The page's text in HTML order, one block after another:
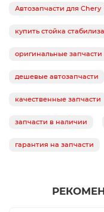
Автозапчасти для Chery
купить стойка
оригинальные запчасти
дешевые автозапчасти
качественные запчасти
запчасти в наличии
гарантия на запчасти